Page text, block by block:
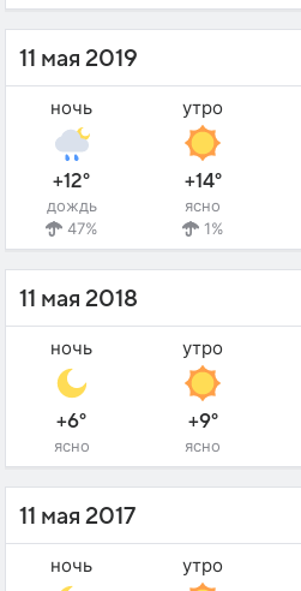
11 мая 2019
ночь
+12°
дождь
47%
утро
+14°
ясно
1%
11 мая 2018
ночь
+6°
ясно
утро
+9°
ясно
11 мая 2017
ночь утро